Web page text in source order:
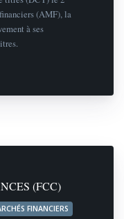
(AMF), la
à ses
(FCC)
FINANCIERS